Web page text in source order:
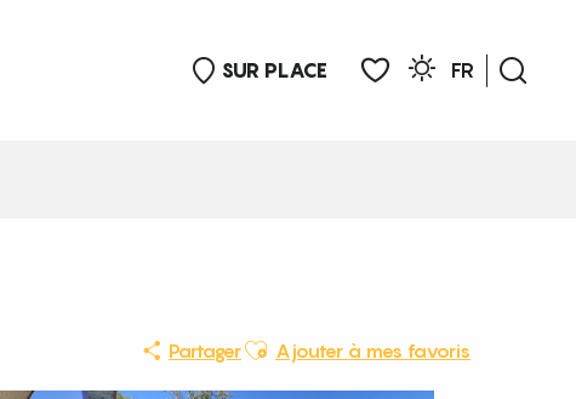
SUR PLACE
FR
PartagerAjouter aux favoris
Ajouter à mes favoris